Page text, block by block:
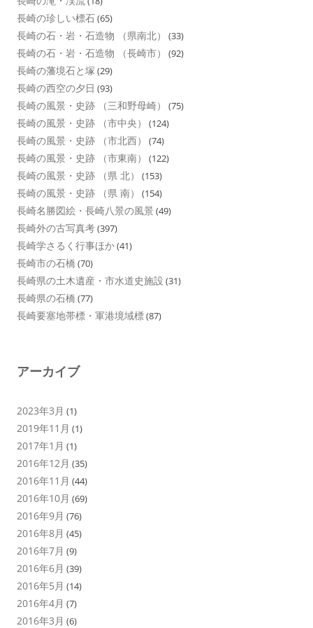
長崎の珍しい標石(65)
長崎の石・岩・石造物 （県南北） (33)
長崎の石・岩・石造物 （長崎市） (92)
長崎の藩境石と塚 (29)
長崎の西空の夕日 (93)
長崎の風景・史跡 （三和野母崎） (75)
長崎の風景・史跡 （市中央） (124)
長崎の風景・史跡 （市北西） (74)
長崎の風景・史跡 （市東南） (122)
長崎の風景・史跡 （県 北） (153)
長崎の風景・史跡 （県 南） (154)
長崎名勝図絵・長崎八景の風景 (49)
長崎外の古写真考(397)
長崎学さるく行事ほか(41)
長崎市の石橋 (70)
長崎県の土木遺産・市水道史施設 (31)
長崎県の石橋 (77)
長崎要塞地帯標・軍港境域標(87)
アーカイブ
2023年3月 (1)
2019年11月 (1)
2017年1月 (1)
2016年12月 (35)
2016年11月 (44)
2016年10月 (69)
2016年9月 (76)
2016年8月 (45)
2016年7月 (9)
2016年6月 (39)
2016年5月 (14)
2016年4月 (7)
2016年3月 (6)